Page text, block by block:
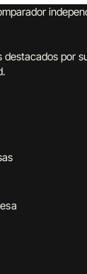
destacados por